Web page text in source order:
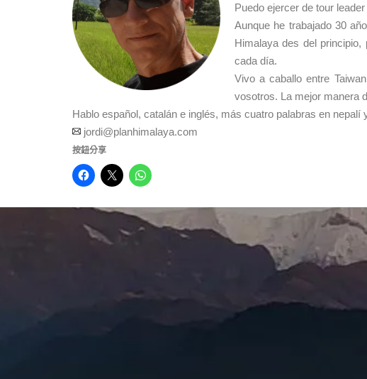
Puedo ejercer de tour
Aunque he trabajado 30
Himalaya des del
cada día.
Vivo a caballo entre
vosotros. La mejor manera
Hablo español, catalán e inglés, más cuatro palabras en nepalí
jordi@planhimalaya.com
按鈕分享